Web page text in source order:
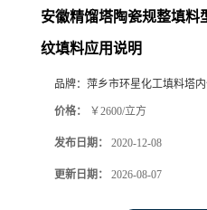
安徽精馏塔陶瓷规整填料
纹填料应用说明
品牌： 萍乡市环星化工填料塔内
价格： ￥2600/立方
发布日期： 2020-12-08
更新日期： 2026-08-07